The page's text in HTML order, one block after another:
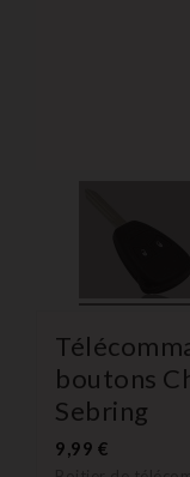
boutons
Sebring
9,99 €